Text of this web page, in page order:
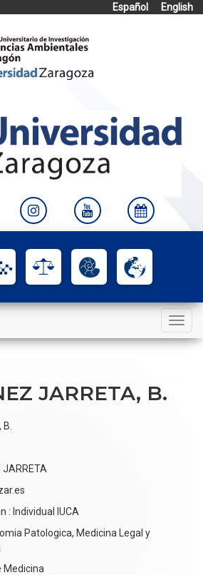
Español
English
Toggle
navigation
JARRETA, B.
JARRETA
: Individual IUCA
Patologica, Medicina Legal y
Medicina